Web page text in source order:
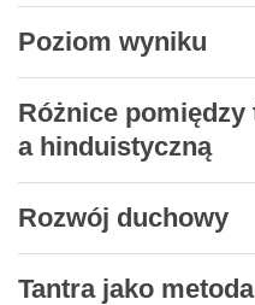
Poziom wyniku
Różnice
a hinduistyczną
Rozwój duchowy
Tantra jako